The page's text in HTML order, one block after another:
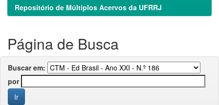
Repositório de Múltiplos Acervos da UFRRJ
Página de Busca
Buscar em:
por